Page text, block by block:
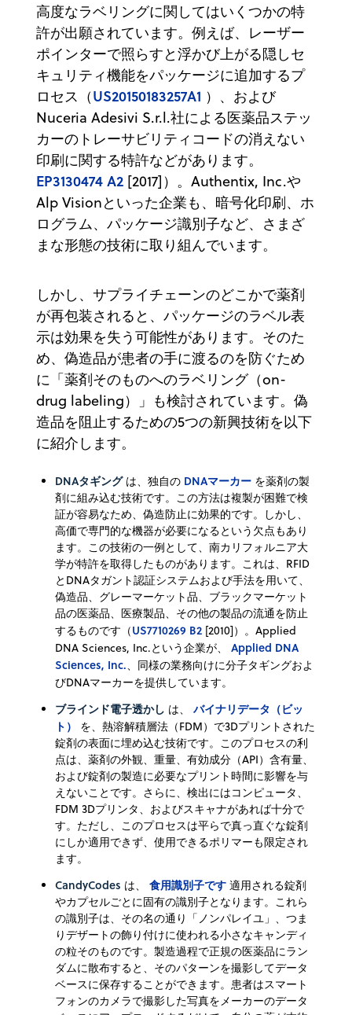
高度なラベリングに関してはいくつかの特
許が出願されています。例えば、レーザー
ポインターで照らすと浮かび上がる隠しセ
キュリティ機能をパッケージに追加するプ
ロセス（US20150183257A1 ）、および
Nuceria Adesivi S.r.l.社による医薬品ステッ
カーのトレーサビリティコードの消えない
印刷に関する特許などがあります。
EP3130474 A2 [2017]）。Authentix, Inc.や
Alp Visionといった企業も、暗号化印刷、ホ
ログラム、パッケージ識別子など、さまざ
まな形態の技術に取り組んでいます。
しかし、サプライチェーンのどこかで薬剤
が再包装されると、パッケージのラベル表
示は効果を失う可能性があります。そのた
め、偽造品が患者の手に渡るのを防ぐため
に「薬剤そのものへのラベリング（on-
drug labeling）」も検討されています。偽
造品を阻止するための5つの新興技術を以下
に紹介します。
DNAタギング は、独自の DNAマーカー を薬剤の製
剤に組み込む技術です。この方法は複製が困難で検
証が容易なため、偽造防止に効果的です。しかし、
高価で専門的な機器が必要になるという欠点もあり
ます。この技術の一例として、南カリフォルニア大
学が特許を取得したものがあります。これは、RFID
とDNAタガント認証システムおよび手法を用いて、
偽造品、グレーマーケット品、ブラックマーケット
品の医薬品、医療製品、その他の製品の流通を防止
するものです（US7710269 B2 [2010]）。Applied
DNA Sciences, Inc.という企業が、 Applied DNA
Sciences, Inc.、同様の業務向けに分子タギングおよ
びDNAマーカーを提供しています。
ブラインド電子透かし は、 バイナリデータ（ビッ
ト）
を、熱溶解積層法（FDM）で3Dプリントされた
錠剤の表面に埋め込む技術です。このプロセスの利
点は、薬剤の外観、重量、有効成分（API）含有量、
および錠剤の製造に必要なプリント時間に影響を与
えないことです。さらに、検出にはコンピュータ、
FDM 3Dプリンタ、およびスキャナがあれば十分で
す。ただし、このプロセスは平らで真っ直ぐな錠剤
にしか適用できず、使用できるポリマーも限定され
ます。
CandyCodes は、 食用識別子です 適用される錠剤
やカプセルごとに固有の識別子となります。これら
の識別子は、その名の通り「ノンパレイユ」、つま
りデザートの飾り付けに使われる小さなキャンディ
の粒そのものです。製造過程で正規の医薬品にラン
ダムに散布すると、そのパターンを撮影してデータ
ベースに保存することができます。患者はスマート
フォンのカメラで撮影した写真をメーカーのデータ